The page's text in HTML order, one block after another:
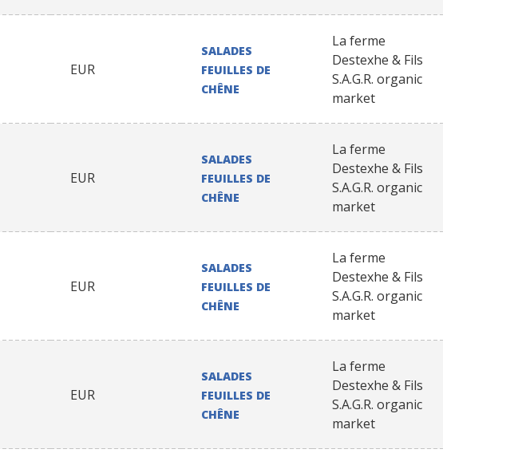
EUR
SALADES
FEUILLES DE
CHÊNE
La ferme
Destexhe & Fils
S.A.G.R. organic
market
EUR
SALADES
FEUILLES DE
CHÊNE
La ferme
Destexhe & Fils
S.A.G.R. organic
market
EUR
SALADES
FEUILLES DE
CHÊNE
La ferme
Destexhe & Fils
S.A.G.R. organic
market
EUR
SALADES
FEUILLES DE
CHÊNE
La ferme
Destexhe & Fils
S.A.G.R. organic
market